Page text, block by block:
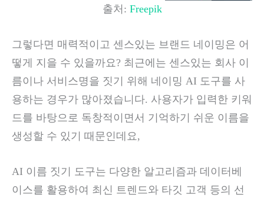
출처: Freepik
그렇다면 매력적이고 센스있는 브랜드 네이밍은 어
떻게 지을 수 있을까요? 최근에는 센스있는 회사 이
름이나 서비스명을 짓기 위해 네이밍 AI 도구를 사
용하는 경우가 많아졌습니다. 사용자가 입력한 키워
드를 바탕으로 독창적이면서 기억하기 쉬운 이름을
생성할 수 있기 때문인데요,
AI 이름 짓기 도구는 다양한 알고리즘과 데이터베
이스를 활용하여 최신 트렌드와 타깃 고객 등의 선